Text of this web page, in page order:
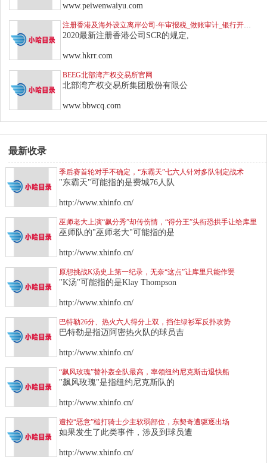
www.peiwenwaiyu.com
2020最新注册香港公司SCR的规定,
www.hkrr.com
BEEG北部湾产权交易所官网
北部湾产权交易所集团股份有限公
www.bbwcq.com
最新收录
季后赛首轮对手不确定，“东霸天”七六人针对多队制定战术
"东霸天"可能指的是费城76人队
http://www.xhinfo.cn/
巫师老大上演“飙分秀”却传伤情，“得分王”头衔恐拱手让给库里
巫师队的"巫师老大"可能指的是
http://www.xhinfo.cn/
原想挑战K汤史上第一纪录，无奈“这点”让库里只能作罢
"K汤"可能指的是Klay Thompson
http://www.xhinfo.cn/
巴特勒26分、热火六人得分上双，挡住绿衫军反扑攻势
巴特勒是指迈阿密热火队的球员吉
http://www.xhinfo.cn/
“飙风玫瑰”替补轰全队最高，率领纽约尼克斯击退快船
"飙风玫瑰"是指纽约尼克斯队的
http://www.xhinfo.cn/
遭控“恶意”槌打骑士少主软弱部位，东契奇遭驱逐出场
如果发生了此类事件，涉及到球员遭
http://www.xhinfo.cn/